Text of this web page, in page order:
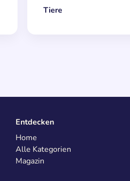
Tiere
Entdecken
Home
Alle Kategorien
Magazin